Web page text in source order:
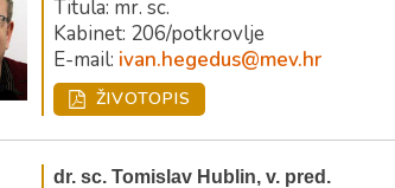
Titula: mr. sc.
Kabinet: 206/potkrovlje
E-mail: ivan.hegedus@mev.hr
ŽIVOTOPIS
dr. sc. Tomislav Hublin, v. pred.